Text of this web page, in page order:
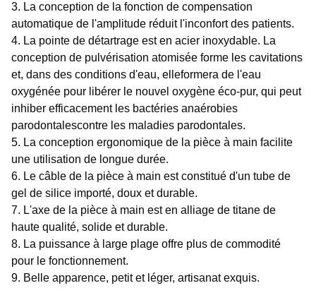
3. La conception de la fonction de compensation
automatique de l'amplitude réduit l'inconfort des patients.
4. La pointe de détartrage est en acier inoxydable. La
conception de pulvérisation atomisée forme les cavitations
et, dans des conditions d'eau, elleformera de l'eau
oxygénée pour libérer le nouvel oxygène éco-pur, qui peut
inhiber efficacement les bactéries anaérobies
parodontalescontre les maladies parodontales.
5. La conception ergonomique de la pièce à main facilite
une utilisation de longue durée.
6. Le câble de la pièce à main est constitué d'un tube de
gel de silice importé, doux et durable.
7. L'axe de la pièce à main est en alliage de titane de
haute qualité, solide et durable.
8. La puissance à large plage offre plus de commodité
pour le fonctionnement.
9. Belle apparence, petit et léger, artisanat exquis.